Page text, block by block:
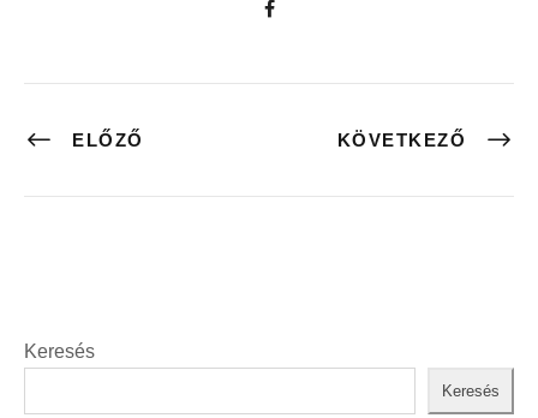
ELŐZŐ KÖVETKEZŐ
Keresés
Keresés